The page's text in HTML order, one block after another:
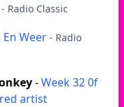
- Radio Classic
Weer - Radio
-Week 32 0f
artist